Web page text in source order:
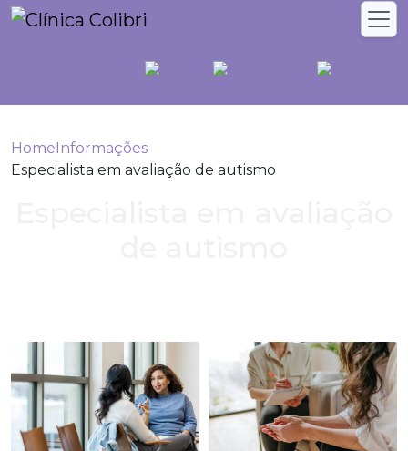
HomeInformações
Especialista em avaliação de autismo